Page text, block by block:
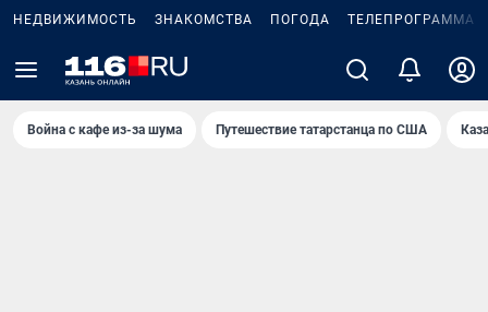
НЕДВИЖИМОСТЬ ЗНАКОМСТВА ПОГОДА ТЕЛЕПРОГРАММА
Война с кафе из-за шума Путешествие татарстанца по США